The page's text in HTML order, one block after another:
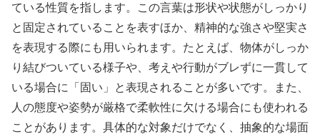
ている性質を指します。この言葉は形状や状態がしっかり
と固定されていることを表すほか、精神的な強さや堅実さ
を表現する際にも用いられます。たとえば、物体がしっか
り結びついている様子や、考えや行動がブレずに一貫して
いる場合に「固い」と表現されることが多いです。また、
人の態度や姿勢が厳格で柔軟性に欠ける場合にも使われる
ことがあります。具体的な対象だけでなく、抽象的な場面